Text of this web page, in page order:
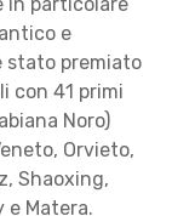
e
stato premiato
con 41 primi
Noro)
Orvieto,
Shaoxing,
e Matera.